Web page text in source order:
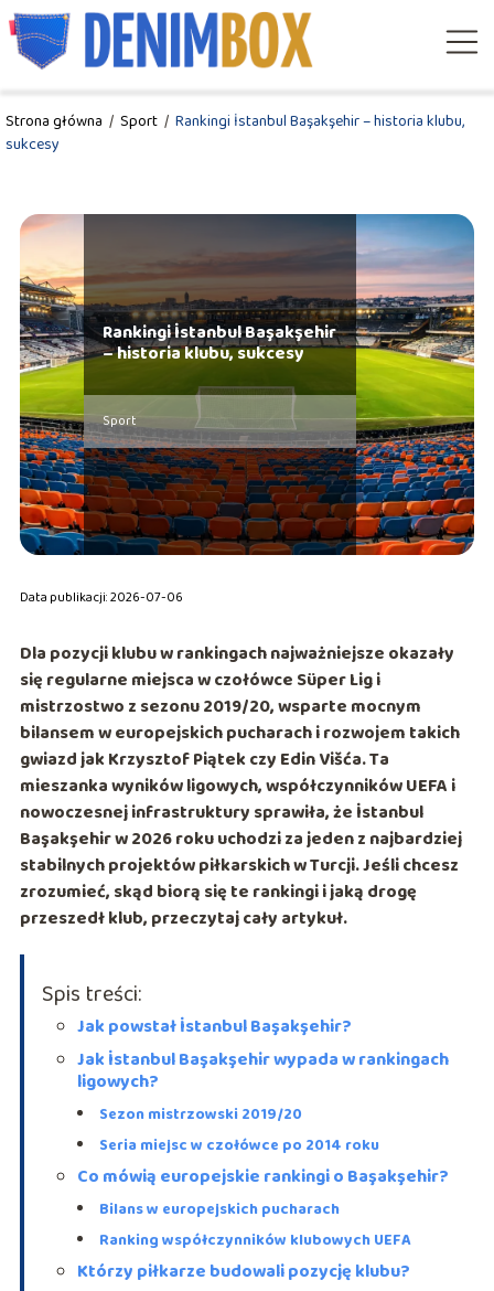
Strona główna / Sport / Rankingi İstanbul Başakşehir – historia klubu,
sukcesy
Rankingi İstanbul Başakşehir
– historia klubu, sukcesy
Sport
Data publikacji: 2026-07-06
Dla pozycji klubu w rankingach najważniejsze okazały
się regularne miejsca w czołówce Süper Lig i
mistrzostwo z sezonu2019/20, wsparte mocnym
bilansem w europejskich pucharach i rozwojem takich
gwiazd jak Krzysztof Piątek czy Edin Višća. Ta
mieszanka wyników ligowych, współczynników UEFA i
nowoczesnej infrastruktury sprawiła, że İstanbul
Başakşehirw 2026 roku uchodzi za jeden z najbardziej
stabilnych projektów piłkarskich w Turcji. Jeśli chcesz
zrozumieć, skąd biorą się te rankingi i jaką drogę
przeszedł klub, przeczytaj cały artykuł.
Spis treści:
Jak powstał İstanbul Başakşehir?
Jak İstanbul Başakşehir wypada w rankingach
ligowych?
Sezon mistrzowski 2019/20
Seria miejsc w czołówce po 2014 roku
Co mówią europejskie rankingi o Başakşehir?
Bilans w europejskich pucharach
Ranking współczynników klubowych UEFA
Którzy piłkarze budowali pozycję klubu?